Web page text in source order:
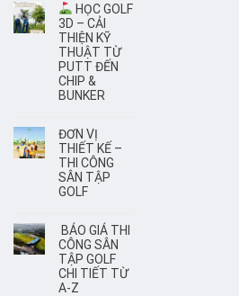
HỌC GOLF
3D – CẢI
THIỆN KỸ
THUẬT TỪ
PUTT ĐẾN
CHIP &
BUNKER
ĐƠN VỊ
THIẾT KẾ –
THI CÔNG
SÂN TẬP
GOLF
BÁO GIÁ THI
CÔNG SÂN
TẬP GOLF
CHI TIẾT TỪ
A-Z